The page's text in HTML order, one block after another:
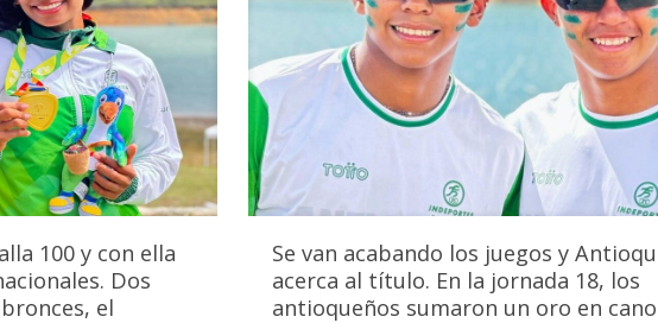
100 y con ella
Dos
el
Se van acabando los juegos y
acerca al título. En la jornada 18, los
antioqueños sumaron un oro en